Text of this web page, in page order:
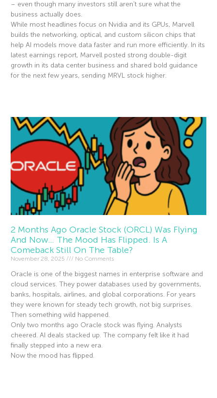
– even though many investors still aren’t sure what the
business actually does.
While most headlines focus on Nvidia and its GPUs, Marvell
builds the networking, optical, and custom silicon chips that
help AI models move data faster and run more efficiently. In its
latest earnings report, Marvell posted strong double-digit
growth in its data center business and shared bold guidance
for the next few years, sending MRVL stock higher.
2 Months Ago Oracle Stock (ORCL) Was Flying
And Now… The Mood Has Flipped. Is A
Comeback Still On The Table?
November 28, 2025 No Comments
Oracle is one of the biggest names in enterprise software and
cloud services. They power databases used by governments,
banks, hospitals, airlines, and global corporations. For years
they were known for steady tech growth, not big surprises.
Then something wild happened.
Only two months ago Oracle stock was flying. Analysts
cheered. AI deals stacked up. The company felt like it had
finally stepped into a new era.
Now the mood has flipped.